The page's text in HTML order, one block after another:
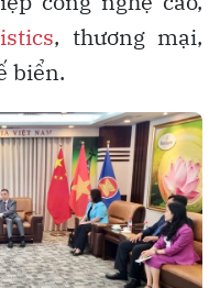
, thương mại,
biển.